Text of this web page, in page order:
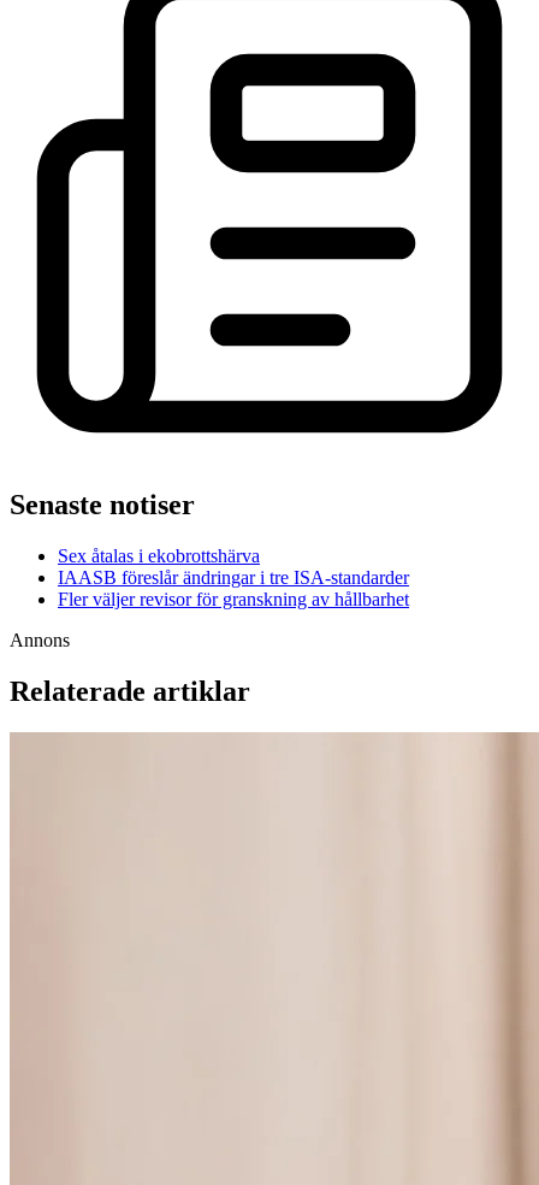
Senaste notiser
Sex åtalas i ekobrottshärva
IAASB föreslår ändringar i tre ISA-standarder
Fler väljer revisor för granskning av hållbarhet
Annons
Relaterade artiklar